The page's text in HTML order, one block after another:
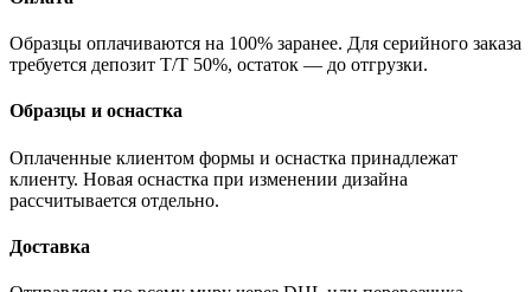
Образцы оплачиваются на 100% заранее. Для серийного заказа
требуется депозит T/T 50%, остаток — до отгрузки.
Образцы и оснастка
Оплаченные клиентом формы и оснастка принадлежат
клиенту. Новая оснастка при изменении дизайна
рассчитывается отдельно.
Доставка